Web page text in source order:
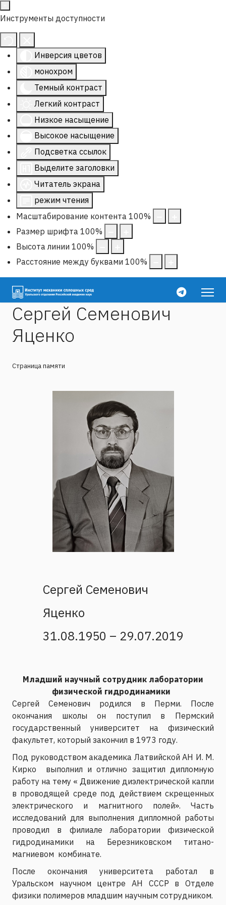
Инструменты доступности
Инверсия цветов
монохром
Темный контраст
Легкий контраст
Низкое насыщение
Высокое насыщение
Подсветка ссылок
Выделите заголовки
Читатель экрана
режим чтения
Масштабирование контента 100%
Размер шрифта 100%
Высота линии 100%
Расстояние между буквами 100%
Сергей Семенович
Яценко
Страница памяти
Сергей Семенович
Яценко
31.08.1950 – 29.07.2019
Младший научный сотрудник лаборатории
физической гидродинамики
Сергей Семенович родился в Перми. После
окончания школы он поступил в Пермский
государственный университет на физический
факультет, который закончил в 1973 году.
Под руководством академика Латвийской АН И. М.
Кирко выполнил и отлично защитил дипломную
работу на тему « Движение диэлектрической капли
в проводящей среде под действием скрещенных
электрического и магнитного полей». Часть
исследований для выполнения дипломной работы
проводил в филиале лаборатории физической
гидродинамики на Березниковском титано-
магниевом комбинате.
После окончания университета работал в
Уральском научном центре АН СССР в Отделе
физики полимеров младшим научным сотрудником.